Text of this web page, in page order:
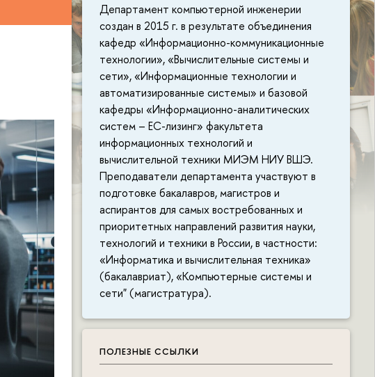
Департамент компьютерной инженерии
создан в 2015 г. в результате объединения
кафедр «Информационно-коммуникационные
технологии», «Вычислительные системы и
сети», «Информационные технологии и
автоматизированные системы» и базовой
кафедры «Информационно-аналитических
систем – ЕС-лизинг» факультета
информационных технологий и
вычислительной техники МИЭМ НИУ ВШЭ.
Преподаватели департамента участвуют в
подготовке бакалавров, магистров и
аспирантов для самых востребованных и
приоритетных направлений развития науки,
технологий и техники в России, в частности:
«Информатика и вычислительная техника»
(бакалавриат), «Компьютерные системы и
сети" (магистратура).
ПОЛЕЗНЫЕ ССЫЛКИ